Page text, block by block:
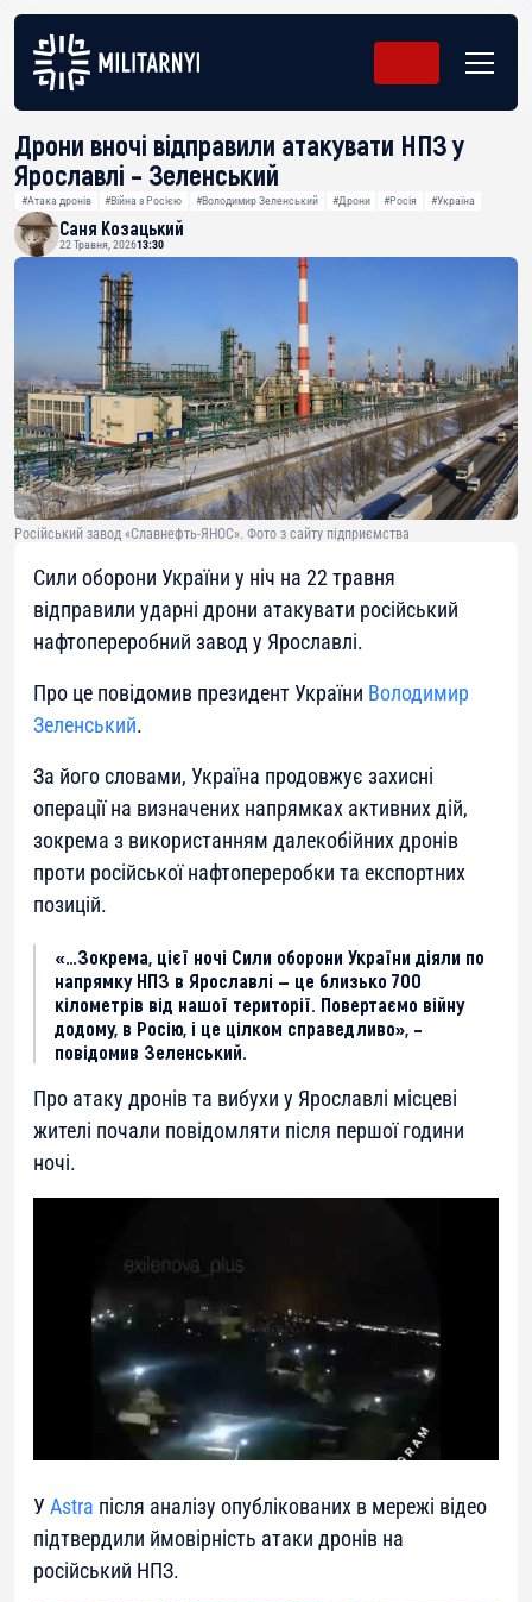
Дрони вночі відправили атакувати НПЗ у
Ярославлі – Зеленський
#Атака дронів #Війна з Росією #Володимир Зеленський #Дрони #Росія #Україна
Саня Козацький
22 Травня, 202613:30
Російський завод «Славнефть-ЯНОС». Фото з сайту підприємства
Сили оборони України у ніч на 22 травня
відправили ударні дрони атакувати російський
нафтопереробний завод у Ярославлі.
Про це повідомив президент України Володимир
Зеленський.
За його словами, Україна продовжує захисні
операції на визначених напрямках активних дій,
зокрема з використанням далекобійних дронів
проти російської нафтопереробки та експортних
позицій.
«…Зокрема, цієї ночі Сили оборони України діяли по
напрямку НПЗ в Ярославлі — це близько 700
кілометрів від нашої території. Повертаємо війну
додому, в Росію, і це цілком справедливо», –
повідомив Зеленський.
Про атаку дронів та вибухи у Ярославлі місцеві
жителі почали повідомляти після першої години
ночі.
У Astra після аналізу опублікованих в мережі відео
підтвердили ймовірність атаки дронів на
російський НПЗ.